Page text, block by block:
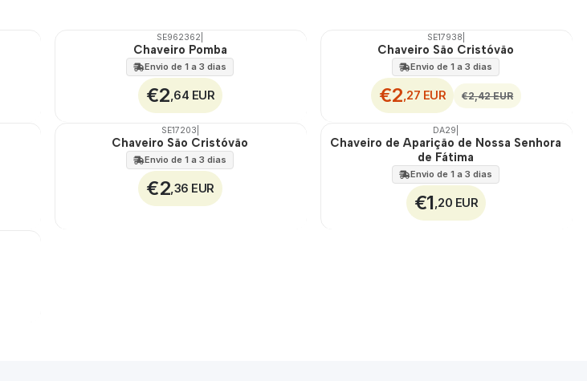
SE962362
Chaveiro Pomba
Envio de 1 a 3 dias
€2 ,64 EUR
DESCONTO
SE17938
Chaveiro São Cristóvão
Envio de 1 a 3 dias
€2 ,27 EUR €2,42 EUR
SE17203
Chaveiro São Cristóvão
Envio de 1 a 3 dias
€2 ,36 EUR
DA29
Chaveiro de Aparição de Nossa Senhora
de Fátima
Envio de 1 a 3 dias
€1 ,20 EUR